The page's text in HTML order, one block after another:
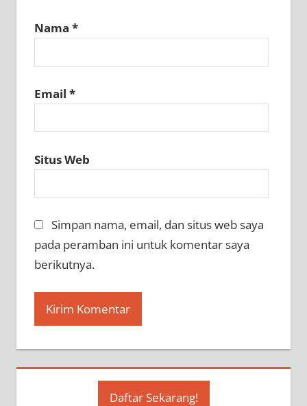
Nama *
Email *
Situs Web
Simpan nama, email, dan situs web saya
pada peramban ini untuk komentar saya
berikutnya.
Daftar Sekarang!